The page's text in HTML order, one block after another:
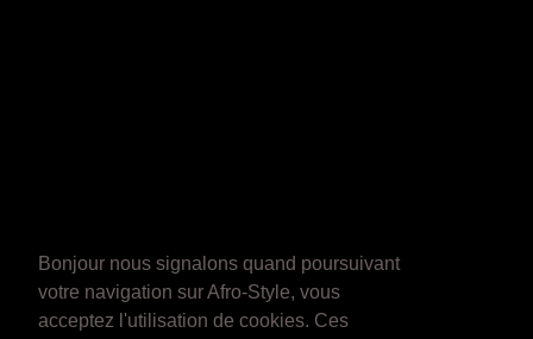
Bonjour nous signalons quand poursuivant
votre navigation sur Afro-Style, vous
acceptez l'utilisation de cookies. Ces